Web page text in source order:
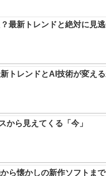
最新トレンドと絶対に見
トレンドとAI技術が変え
から見えてくる「今」
ら懐かしの新作ソフトま